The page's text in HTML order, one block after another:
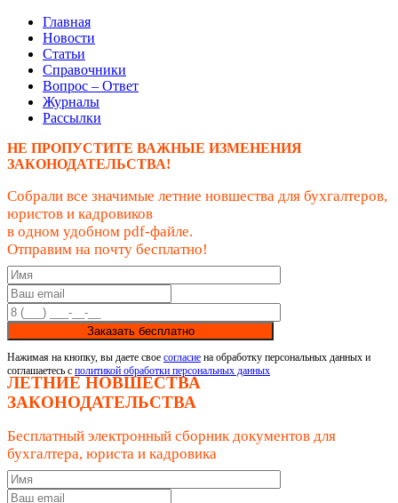
Главная
Новости
Статьи
Справочники
Вопрос – Ответ
Журналы
Рассылки
НЕ ПРОПУСТИТЕ ВАЖНЫЕ ИЗМЕНЕНИЯ
ЗАКОНОДАТЕЛЬСТВА!
Собрали все значимые летние новшества для бухгалтеров,
юристов и кадровиков
в одном удобном pdf-файле.
Отправим на почту бесплатно!
Заказать бесплатно
Нажимая на кнопку, вы даете свое согласие на обработку персональных данных и
соглашаетесь с политикой обработки персональных данных
ЛЕТНИЕ НОВШЕСТВА
ЗАКОНОДАТЕЛЬСТВА
Бесплатный электронный сборник документов для
бухгалтера, юриста и кадровика